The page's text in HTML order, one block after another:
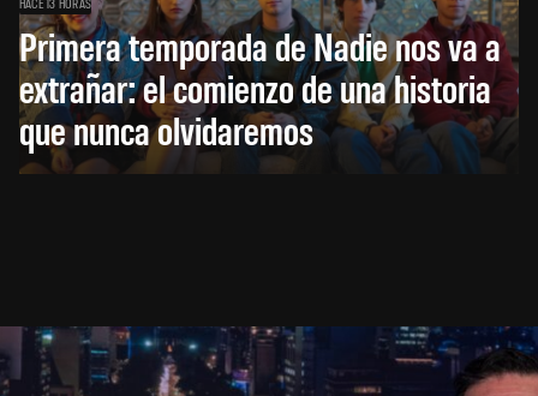
Primera temporada de Nadie nos va a
extrañar: el comienzo de una historia
que nunca olvidaremos